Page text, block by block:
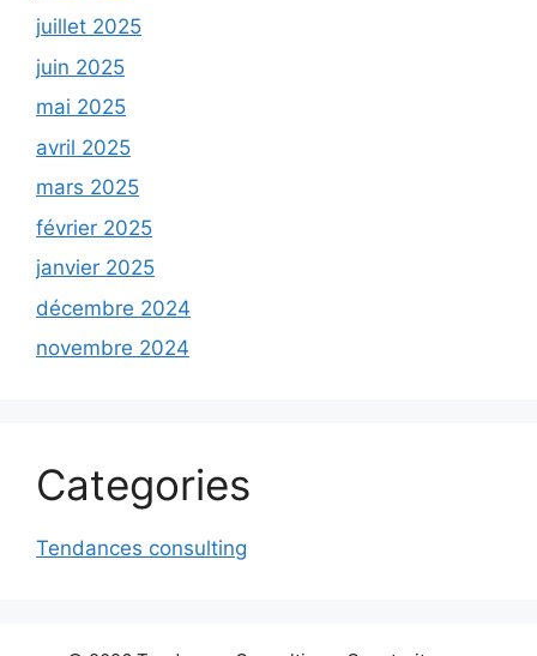
juillet 2025
juin 2025
mai 2025
avril 2025
mars 2025
février 2025
janvier 2025
décembre 2024
novembre 2024
Categories
Tendances consulting